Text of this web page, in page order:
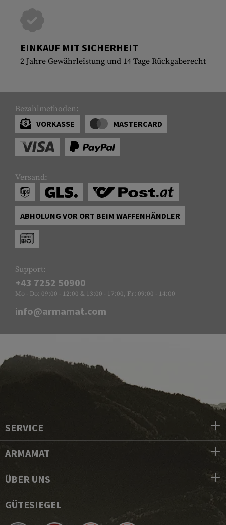
EINKAUF MIT SICHERHEIT
2 Jahre Gewährleistung und 14 Tage Rückgaberecht
Bezahlmethoden:
VORKASSE
MASTERCARD
Versand:
ABHOLUNG VOR ORT BEIM WAFFENHÄNDLER
Support:
+43 7252 50900
Mo - Do: 09:00 - 12:00 & 13:00 - 17:00, Fr: 09:00 - 14:00
info@armamat.com
SERVICE
ARMAMAT
ÜBER UNS
GÜTESIEGEL